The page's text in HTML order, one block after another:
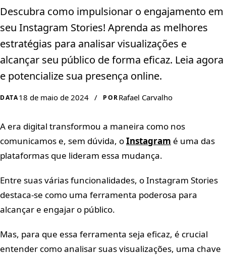
Descubra como impulsionar o engajamento em
seu Instagram Stories! Aprenda as melhores
estratégias para analisar visualizações e
alcançar seu público de forma eficaz. Leia agora
e potencialize sua presença online.
DATA18 de maio de 2024 / PORRafael Carvalho
A era digital transformou a maneira como nos
comunicamos e, sem dúvida, oInstagram é uma das
plataformas que lideram essa mudança.
Entre suas várias funcionalidades, o Instagram Stories
destaca-se como uma ferramenta poderosa para
alcançar e engajar o público.
Mas, para que essa ferramenta seja eficaz, é crucial
entender como analisar suas visualizações, uma chave